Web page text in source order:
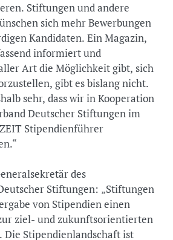
Stiftungen und andere
sich mehr Bewerbungen
Kandidaten. Ein Magazin,
informiert und
Art die Möglichkeit gibt, sich
gibt es bislang nicht.
sehr, dass wir in Kooperation
Deutscher Stiftungen im
Stipendienführer
des
Stiftungen: „Stiftungen
von Stipendien einen
ziel- und zukunftsorientierten
Die Stipendienlandschaft ist